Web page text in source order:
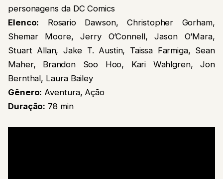
personagens da DC Comics
Elenco: Rosario Dawson, Christopher Gorham,
Shemar Moore, Jerry O’Connell, Jason O’Mara,
Stuart Allan, Jake T. Austin, Taissa Farmiga, Sean
Maher, Brandon Soo Hoo, Kari Wahlgren, Jon
Bernthal, Laura Bailey
Gênero: Aventura, Ação
Duração: 78 min